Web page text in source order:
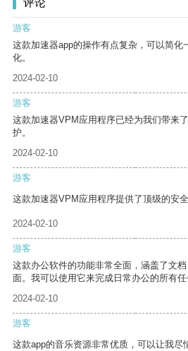
评论
游客
这款加速器app的操作有点复杂，可以简化
化。
2024-02-10
游客
这款加速器VPM应用程序已经为我们带来
护。
2024-02-10
游客
这款加速器VPM应用程序提供了顶级的安全
2024-02-10
游客
这款办公软件的功能非常全面，涵盖了文
面。我可以使用它来完成日常办公的所有任
2024-02-10
游客
这款app的音乐资源非常优质，可以让我尽